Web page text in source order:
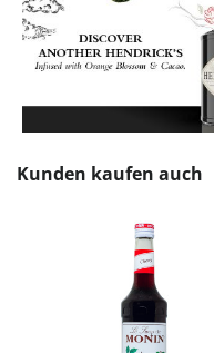
Produktgalerie überspringen
Kunden kaufen auch